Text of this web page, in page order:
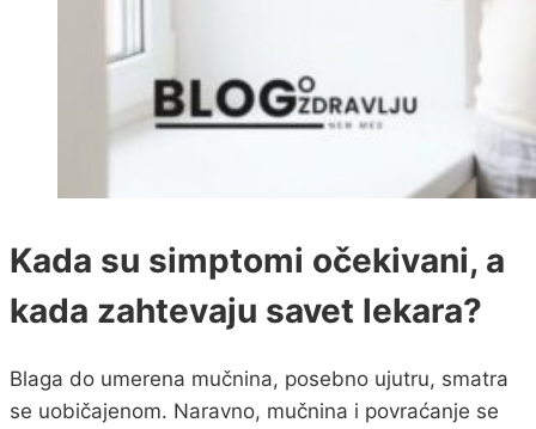
Kada su simptomi očekivani, a
kada zahtevaju savet lekara?
Blaga do umerena mučnina, posebno ujutru, smatra
se uobičajenom. Naravno, mučnina i povraćanje se